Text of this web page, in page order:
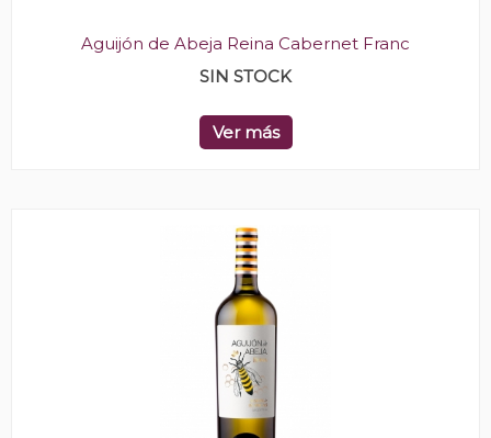
Aguijón de Abeja Reina Cabernet Franc
SIN STOCK
Ver más